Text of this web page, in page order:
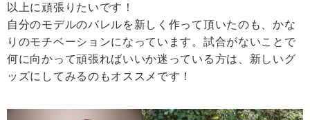
以上に頑張りたいです！
自分のモデルのバレルを新しく作って頂いたのも、かな
りのモチベーションになっています。試合がないことで
何に向かって頑張ればいいか迷っている方は、新しいグ
ッズにしてみるのもオススメです！